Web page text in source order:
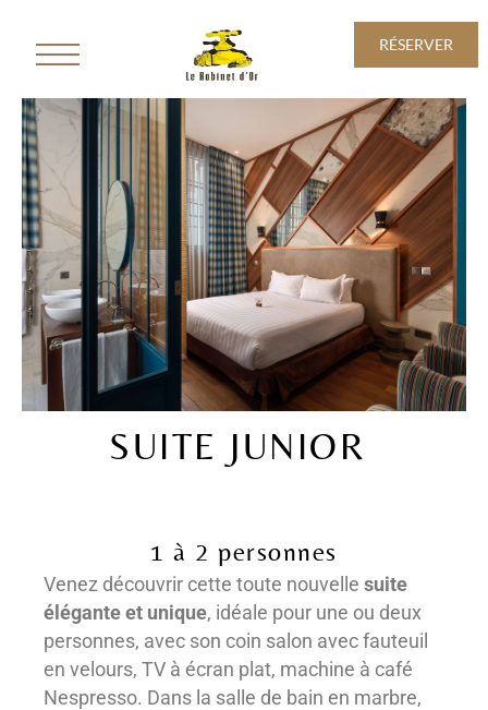
RÉSERVER
SUITE JUNIOR
1 à 2 personnes
Venez découvrir cette toute nouvellesuite
élégante et unique, idéale pour une ou deux
personnes, avec son coin salon avec fauteuil
en velours, TV à écran plat, machine à café
Nespresso. Dans la salle de bain en marbre,